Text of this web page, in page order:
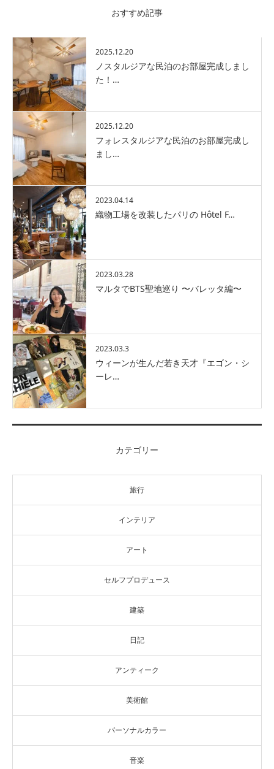
おすすめ記事
2025.12.20
ノスタルジアな民泊のお部屋完成しまし
た！…
2025.12.20
フォレスタルジアな民泊のお部屋完成し
まし…
2023.04.14
織物工場を改装したパリの Hôtel F…
2023.03.28
マルタでBTS聖地巡り 〜バレッタ編〜
2023.03.3
ウィーンが生んだ若き天才『エゴン・シ
ーレ…
カテゴリー
旅行
インテリア
アート
セルフプロデュース
建築
日記
アンティーク
美術館
パーソナルカラー
音楽